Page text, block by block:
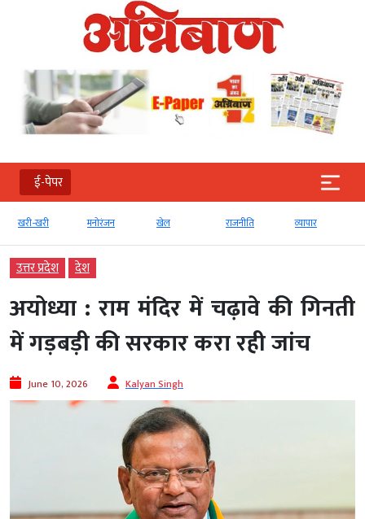
ई-पेपर
मनोरंजन खेल राजनीति व्‍यापार टेक्‍नोलॉजी
उत्तर प्रदेश देश
अयोध्या : राम मंदिर में चढ़ावे की गिनती
में गड़बड़ी की सरकार करा रही जांच
June 10, 2026 Kalyan Singh